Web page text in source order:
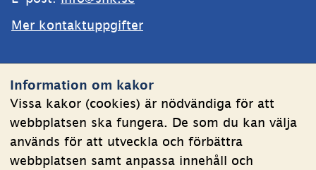
Information om kakor
Vissa kakor (cookies) är nödvändiga för att
webbplatsen ska fungera. De som du kan välja
används för att utveckla och förbättra
webbplatsen samt anpassa innehåll och
Mer kontaktuppgifter
Om kakor
Behandling av personuppgifter
Tillgänglighetsredogörelse